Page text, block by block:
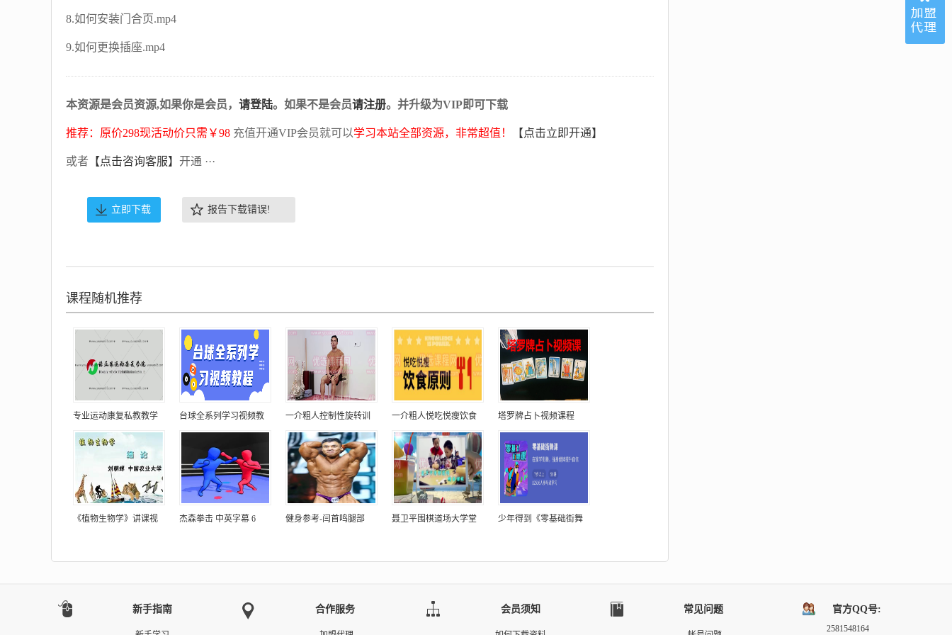
8.如何安装门合页.mp4
9.如何更换插座.mp4
本资源是会员资源,如果你是会员， 请登陆。如果不是会员请注册。并升级为VIP即可下载
推荐：原价298现活动价只需￥98 充值开通VIP会员就可以学习本站全部资源，非常超值！ 【点击立即开通】
或者 【点击咨询客服】 开通 ···
立即下载 报告下载错误!
课程随机推荐
专业运动康复私教教学 台球全系列学习视频教 一介粗人控制性旋转训 一介粗人悦吃悦瘦饮食 塔罗牌占卜视频课程
《植物生物学》讲课视 杰森拳击 中英字幕 6 健身参考-闫首鸣腿部 聂卫平围棋道场大学堂 少年得到《零基础街舞
新手指南 合作服务 会员须知 常见问题 官方QQ号:
2581548164